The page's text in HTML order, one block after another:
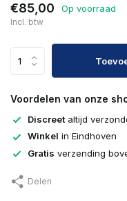
€85,00 Op voorraad
Incl. btw
Voordelen van onze
Discreet altijd
Winkel in Eindhoven
Gratis verzending
Delen